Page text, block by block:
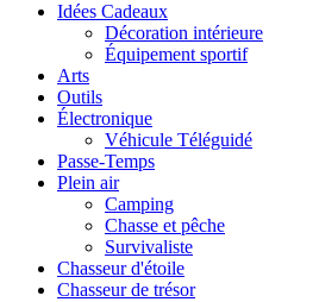
Idées Cadeaux
Décoration intérieure
Équipement sportif
Arts
Outils
Électronique
Véhicule Téléguidé
Passe-Temps
Plein air
Camping
Chasse et pêche
Survivaliste
Chasseur d'étoile
Chasseur de trésor